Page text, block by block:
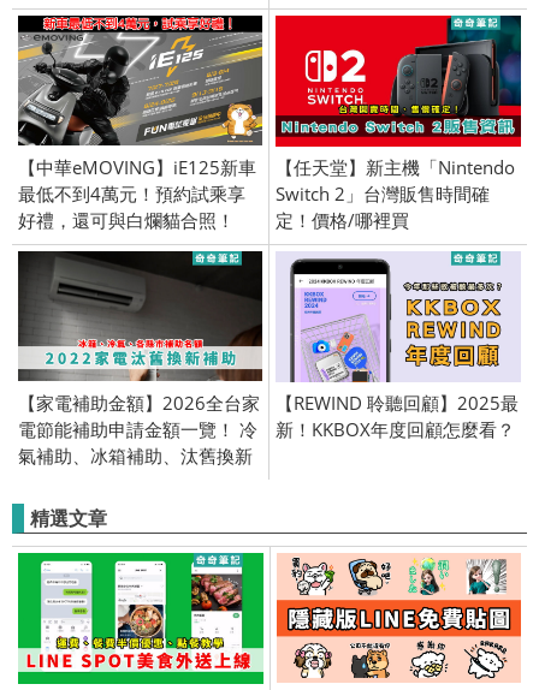
【中華eMOVING】iE125新車
最低不到4萬元！預約試乘享
好禮，還可與白爛貓合照！
【任天堂】新主機「Nintendo
Switch 2」台灣販售時間確
定！價格/哪裡買
【家電補助金額】2026全台家
電節能補助申請金額一覽！ 冷
氣補助、冰箱補助、汰舊換新
【REWIND 聆聽回顧】2025最
新！KKBOX年度回顧怎麼看？
精選文章